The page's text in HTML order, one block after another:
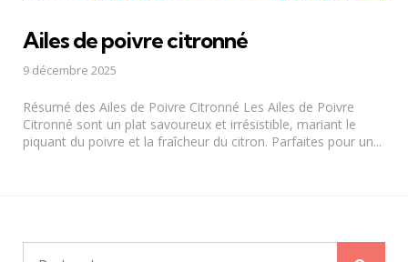
Ailes de poivre citronné
9 décembre 2025
Résumé des Ailes de Poivre Citronné Les Ailes de Poivre
Citronné sont un plat savoureux et irrésistible, mariant le
piquant du poivre et la fraîcheur du citron. Parfaites pour un...